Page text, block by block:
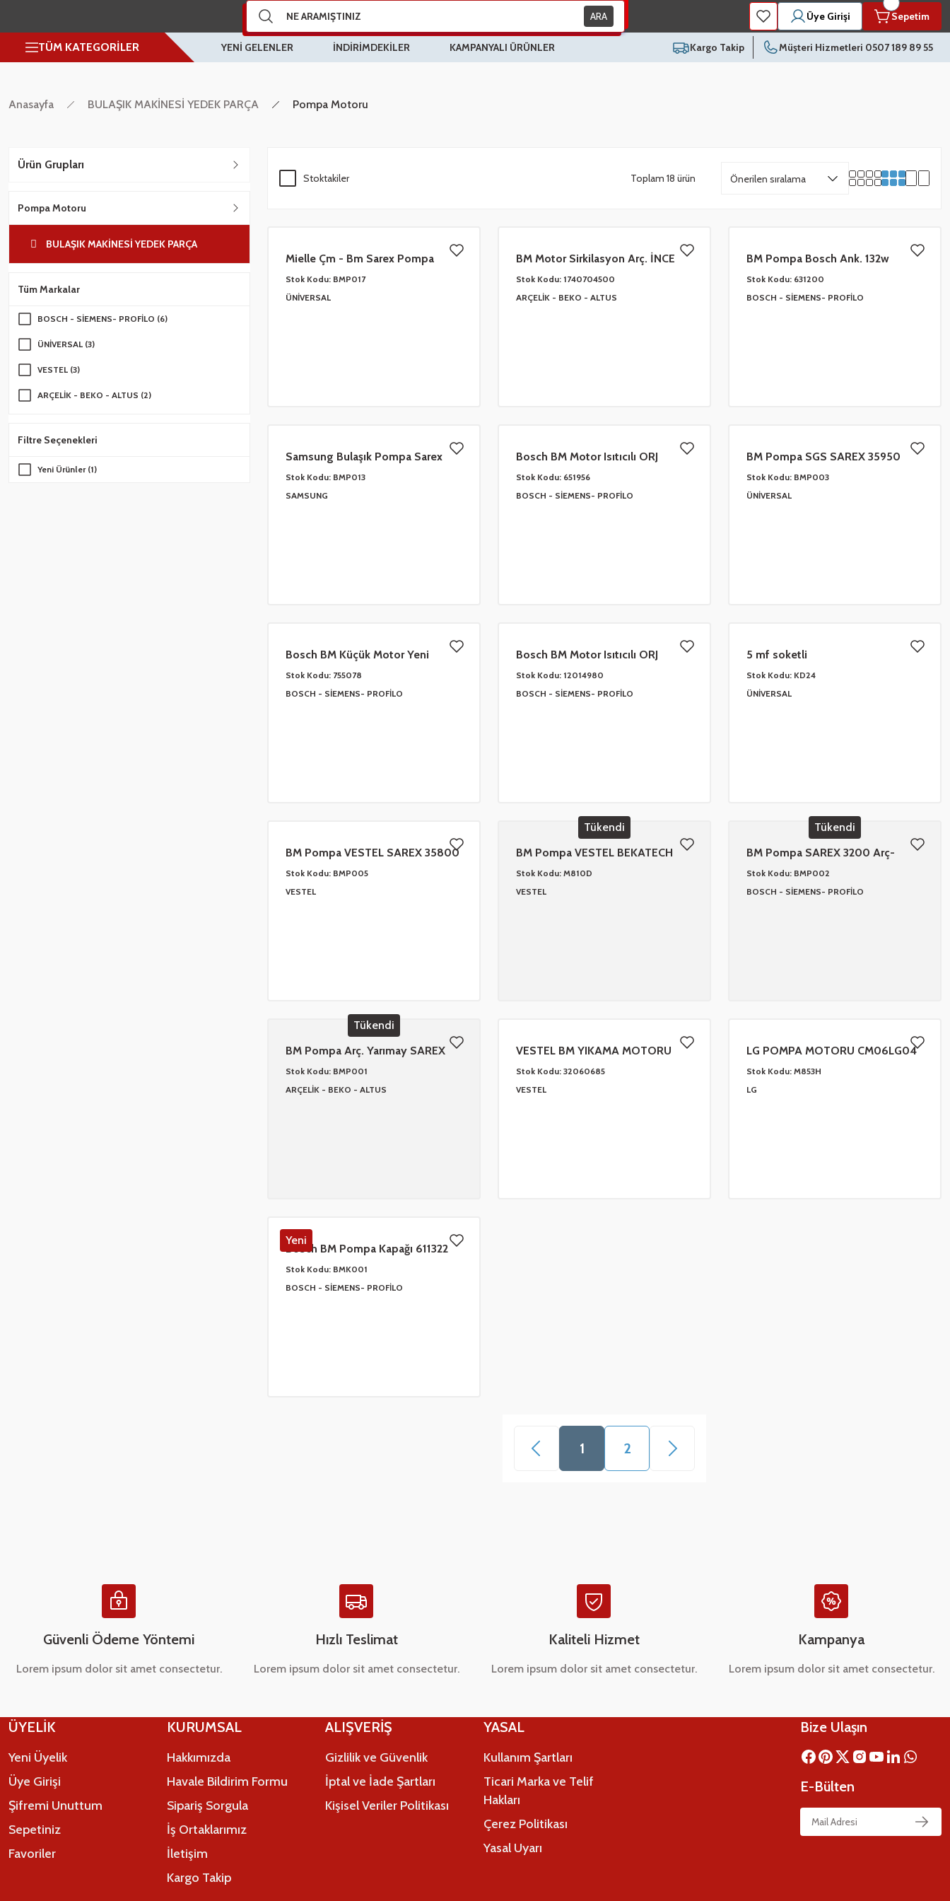
ARA Üye Girişi Sepetim
TÜM KATEGORİLER YENİ GELENLER İNDİRİMDEKİLER KAMPANYALI ÜRÜNLER Kargo Takip Müşteri Hizmetleri 0507 189 89 55
Anasayfa BULAŞIK MAKİNESİ YEDEK PARÇA Pompa Motoru
Ürün Grupları
Pompa Motoru
BULAŞIK MAKİNESİ YEDEK PARÇA
Tüm Markalar
BOSCH - SİEMENS- PROFİLO (6)
ÜNİVERSAL (3)
VESTEL (3)
ARÇELİK - BEKO - ALTUS (2)
BOSCH (1)
LG (1)
Filtre Seçenekleri
Yeni Ürünler (1)
Stoktakiler Toplam 18 ürün
Mielle Çm - Bm Sarex Pompa
35850
Stok Kodu: BMP017
ÜNİVERSAL
BM Motor Sirkilasyon Arç. İNCE
Stok Kodu: 1740704500
ARÇELİK - BEKO - ALTUS
BM Pompa Bosch Ank. 132w
Stok Kodu: 631200
BOSCH - SİEMENS- PROFİLO
Samsung Bulaşık Pompa Sarex
35300
Stok Kodu: BMP013
SAMSUNG
Bosch BM Motor Isıtıcılı ORJ
651956
Stok Kodu: 651956
BOSCH - SİEMENS- PROFİLO
BM Pompa SGS SAREX 35950
Stok Kodu: BMP003
ÜNİVERSAL
Bosch BM Küçük Motor Yeni
755078
Stok Kodu: 755078
BOSCH - SİEMENS- PROFİLO
Bosch BM Motor Isıtıcılı ORJ
KÜÇÜK 12014980
Stok Kodu: 12014980
BOSCH - SİEMENS- PROFİLO
5 mf soketli
Stok Kodu: KD24
ÜNİVERSAL
BM Pompa VESTEL SAREX 35800
Stok Kodu: BMP005
VESTEL
Tükendi
BM Pompa VESTEL BEKATECH
32015595 CM06VE03
Stok Kodu: M810D
VESTEL
Tükendi
BM Pompa SAREX 3200 Arç-
Bosch Leydi
Stok Kodu: BMP002
BOSCH - SİEMENS- PROFİLO
Tükendi
BM Pompa Arç. Yarımay SAREX
35900
Stok Kodu: BMP001
ARÇELİK - BEKO - ALTUS
VESTEL BM YIKAMA MOTORU
ORJ-
Stok Kodu: 32060685
VESTEL
LG POMPA MOTORU CM06LG04
Stok Kodu: M853H
LG
Yeni
Bosch BM Pompa Kapağı 611322
YS
Stok Kodu: BMK001
BOSCH - SİEMENS- PROFİLO
1 2
Güvenli Ödeme Yöntemi
Lorem ipsum dolor sit amet consectetur.
Hızlı Teslimat
Lorem ipsum dolor sit amet consectetur.
Kaliteli Hizmet
Lorem ipsum dolor sit amet consectetur.
Kampanya
Lorem ipsum dolor sit amet consectetur.
ÜYELİK
Yeni Üyelik
Üye Girişi
Şifremi Unuttum
Sepetiniz
Favoriler
KURUMSAL
Hakkımızda
Havale Bildirim Formu
Sipariş Sorgula
İş Ortaklarımız
İletişim
Kargo Takip
ALIŞVERİŞ
Gizlilik ve Güvenlik
İptal ve İade Şartları
Kişisel Veriler Politikası
YASAL
Kullanım Şartları
Ticari Marka ve Telif
Hakları
Çerez Politikası
Yasal Uyarı
Bize Ulaşın
E-Bülten